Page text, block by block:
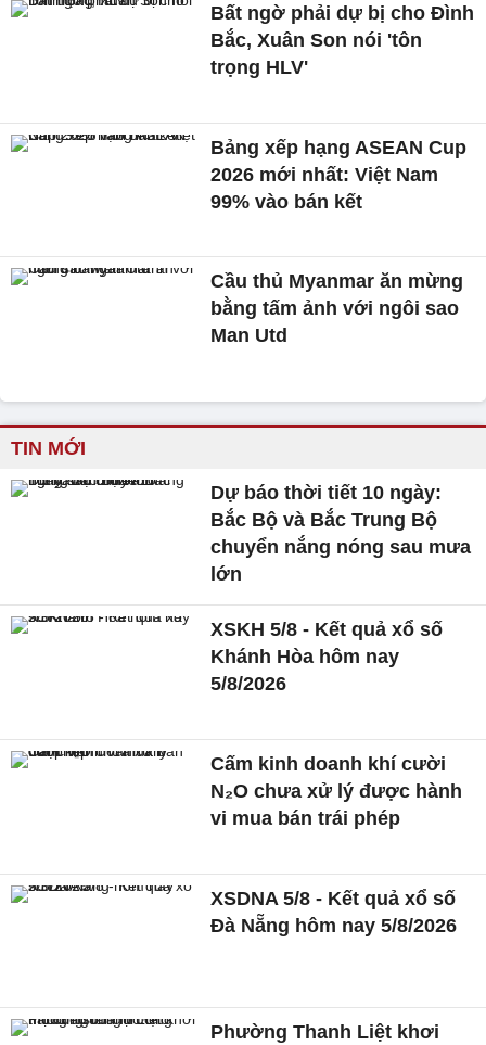
Bất ngờ phải dự bị cho Đình
Bắc, Xuân Son nói 'tôn
trọng HLV'
Bảng xếp hạng ASEAN Cup
2026 mới nhất: Việt Nam
99% vào bán kết
Cầu thủ Myanmar ăn mừng
bằng tấm ảnh với ngôi sao
Man Utd
TIN MỚI
Dự báo thời tiết 10 ngày:
Bắc Bộ và Bắc Trung Bộ
chuyển nắng nóng sau mưa
lớn
XSKH 5/8 - Kết quả xổ số
Khánh Hòa hôm nay
5/8/2026
Cấm kinh doanh khí cười
N₂O chưa xử lý được hành
vi mua bán trái phép
XSDNA 5/8 - Kết quả xổ số
Đà Nẵng hôm nay 5/8/2026
Phường Thanh Liệt khơi